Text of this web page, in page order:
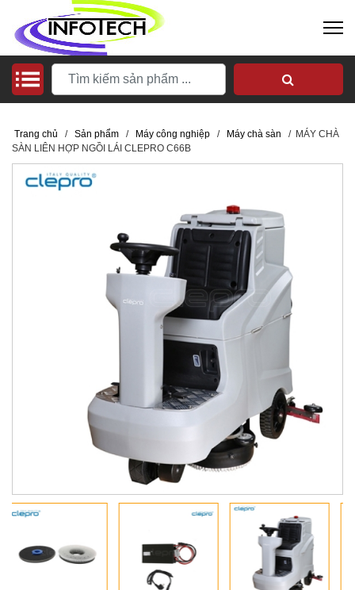
Trang chủ / Sản phẩm / Máy công nghiệp / Máy chà sàn / MÁY CHÀ
SÀN LIÊN HỢP NGỒI LÁI CLEPRO C66B